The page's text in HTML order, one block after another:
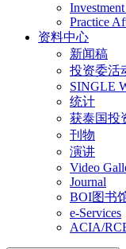
Practice
资料中心
新闻稿
投资委活
SINGLE
统计
获泰国投
刊物
演讲
Video
Journal
BOI图书
e-Services
ACIA/